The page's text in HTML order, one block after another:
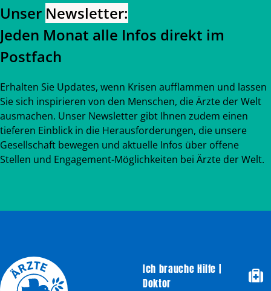
Unser Newsletter:
Jeden Monat alle Infos direkt im
Postfach
Erhalten Sie Updates, wenn Krisen aufflammen und lassen
Sie sich inspirieren von den Menschen, die Ärzte der Welt
ausmachen. Unser Newsletter gibt Ihnen zudem einen
tieferen Einblick in die Herausforderungen, die unsere
Gesellschaft bewegen und aktuelle Infos über offene
Stellen und Engagement-Möglichkeiten bei Ärzte der Welt.
Ich brauche Hilfe |
Doktor